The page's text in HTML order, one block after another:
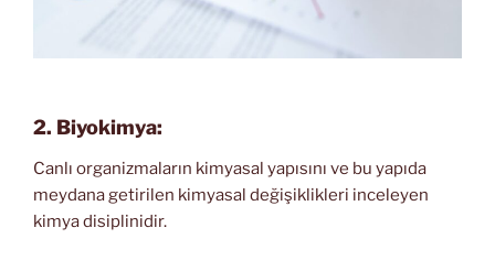
2. Biyokimya:
Canlı organizmaların kimyasal yapısını ve bu yapıda
meydana getirilen kimyasal değişiklikleri inceleyen
kimya disiplinidir.